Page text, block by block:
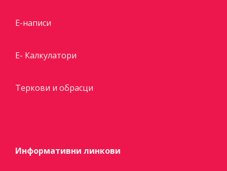
Е-написи
E- Калкулатори
Теркови и обрасци
Информативни линкови